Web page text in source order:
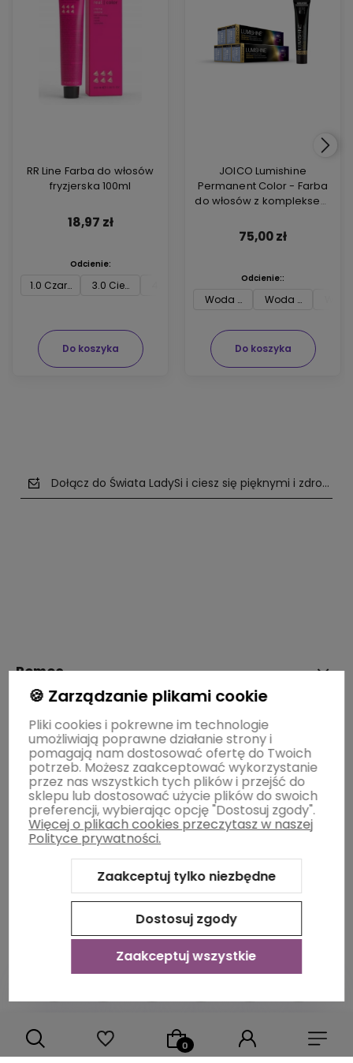
RR Line Farba do włosów
fryzjerska 100ml
18,97 zł
Do koszyka
Odcienie:
1.0 Czarny 3.0 Ciemny brąz 5.0 Jasny brąz6.0 Ciemny
JOICO Lumishine
Permanent Color - Farba
do włosów z kompleksem
włosy 74ml
75,00 zł
Do koszyka
Odcienie::
Woda utleniona Joico 3 %
Woda utleniona
Dołącz do Świata LadySi i ciesz się pięknymi i
Pomoc
Moje konto
Płatności i dostawa
Informacje
3.0™
od GrowCommerce
🍪 Zarządzanie plikami cookie
Pliki cookies i pokrewne im technologie
umożliwiają poprawne działanie strony i
pomagają nam dostosować ofertę do Twoich
potrzeb. Możesz zaakceptować wykorzystanie
przez nas wszystkich tych plików i przejść do
sklepu lub dostosować użycie plików do swoich
preferencji, wybierając opcję "Dostosuj zgody".
Więcej o plikach cookies przeczytasz w naszej
Polityce prywatności.
Zaakceptuj tylko niezbędne
Dostosuj zgody
Zaakceptuj wszystkie